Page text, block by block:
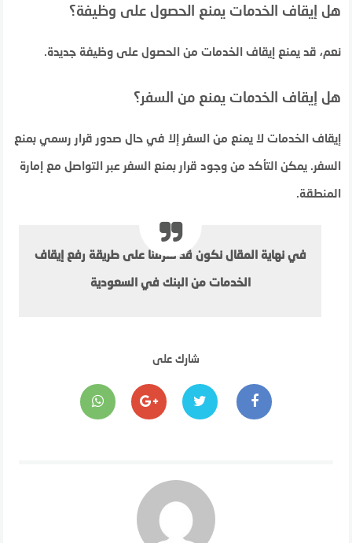
هل إيقاف الخدمات يمنع الحصول على وظيفة؟
نعم، قد يمنع إيقاف الخدمات من الحصول على وظيفة جديدة.
هل إيقاف الخدمات يمنع من السفر؟
إيقاف الخدمات لا يمنع من السفر إلا في حال صدور قرار رسمي بمنع
السفر. يمكن التأكد من وجود قرار بمنع السفر عبر التواصل مع إمارة
المنطقة.
في نهاية المقال نكون قد تعرفنا على طريقة رفع إيقاف
الخدمات من البنك في السعودية
شارك على